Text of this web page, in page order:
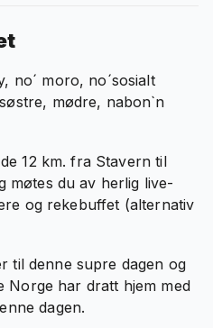
no´ moro, no´sosialt
mødre, nabon`n
12 km. fra Stavern til
møtes du av herlig live-
og rekebuffet (alternativ
til denne supre dagen og
Norge har dratt hjem med
dagen.